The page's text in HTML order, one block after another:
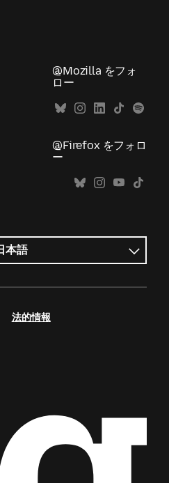
@Mozilla をフォ
ロー
@Firefox をフォロ
ー
法的情報